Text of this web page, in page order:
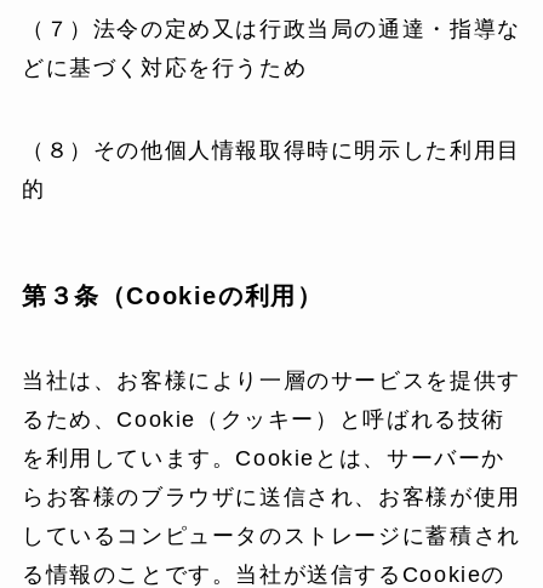
（７）法令の定め又は行政当局の通達・指導な
どに基づく対応を行うため
（８）その他個人情報取得時に明示した利用目
的
第３条（Cookieの利用）
当社は、お客様により一層のサービスを提供す
るため、Cookie（クッキー）と呼ばれる技術
を利用しています。Cookieとは、サーバーか
らお客様のブラウザに送信され、お客様が使用
しているコンピュータのストレージに蓄積され
る情報のことです。当社が送信するCookieの